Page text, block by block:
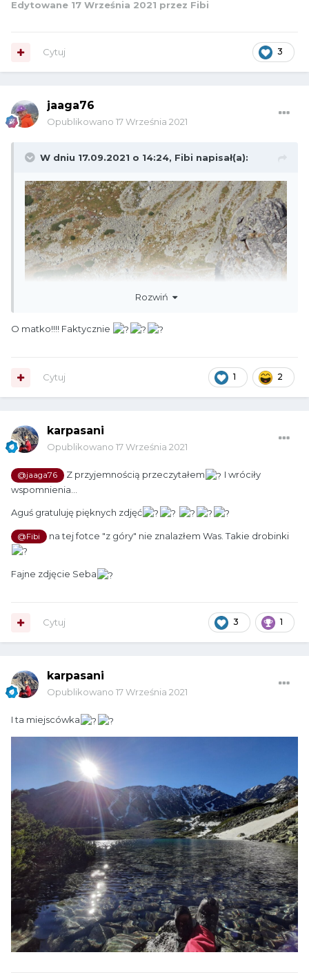
Edytowane 17 Września 2021 przez Fibi
3
Cytuj
jaaga76
Opublikowano 17 Września 2021
W dniu 17.09.2021 o 14:24, Fibi napisał(a):
Rozwiń
O matko!!!! Faktycznie
1 2
Cytuj
karpasani
Opublikowano 17 Września 2021
@jaaga76 Z przyjemnością przeczytałem
I wróciły
wspomnienia...
Aguś gratuluję pięknych zdjęć
@Fibi na tej fotce "z góry" nie znalazłem Was. Takie drobinki
Fajne zdjęcie Seba
3 1
Cytuj
karpasani
Opublikowano 17 Września 2021
I ta miejscówka